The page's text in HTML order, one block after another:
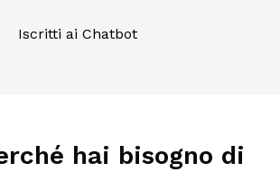
Iscritti ai Chatbot
hai bisogno di